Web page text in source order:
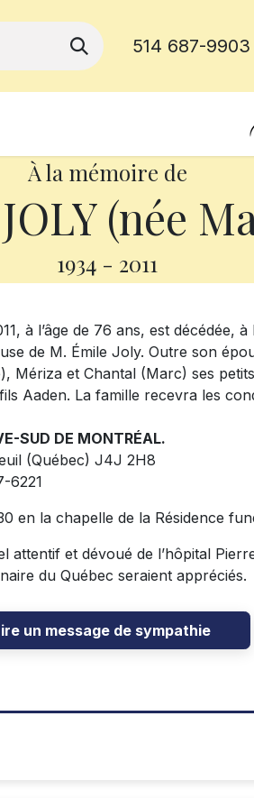
514 687-9903
À la mémoire de
(née
1934 - 2011
à l’âge de 76 ans, est décédée, à
de M. Émile Joly. Outre son
Mériza et Chantal (Marc) ses
Aaden. La famille recevra les
SUD DE MONTRÉAL.
(Québec) J4J 2H8
6221
en la chapelle de la Résidence
attentif et dévoué de l’hôpital
du Québec seraient appréciés.
un message de sympathie